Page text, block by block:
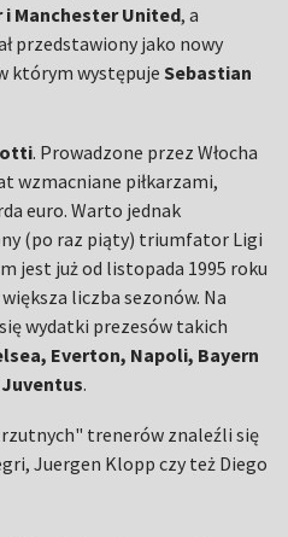
Manchester United, a
przedstawiony jako nowy
którym występujeSebastian
. Prowadzone przez Włocha
wzmacniane piłkarzami,
euro. Warto jednak
(po raz piąty) triumfator Ligi
jest już od listopada 1995 roku
liczba sezonów. Na
wydatki prezesów takich
Everton, Napoli, Bayern
Juventus.
trenerów znaleźli się
Juergen Klopp czy też Diego